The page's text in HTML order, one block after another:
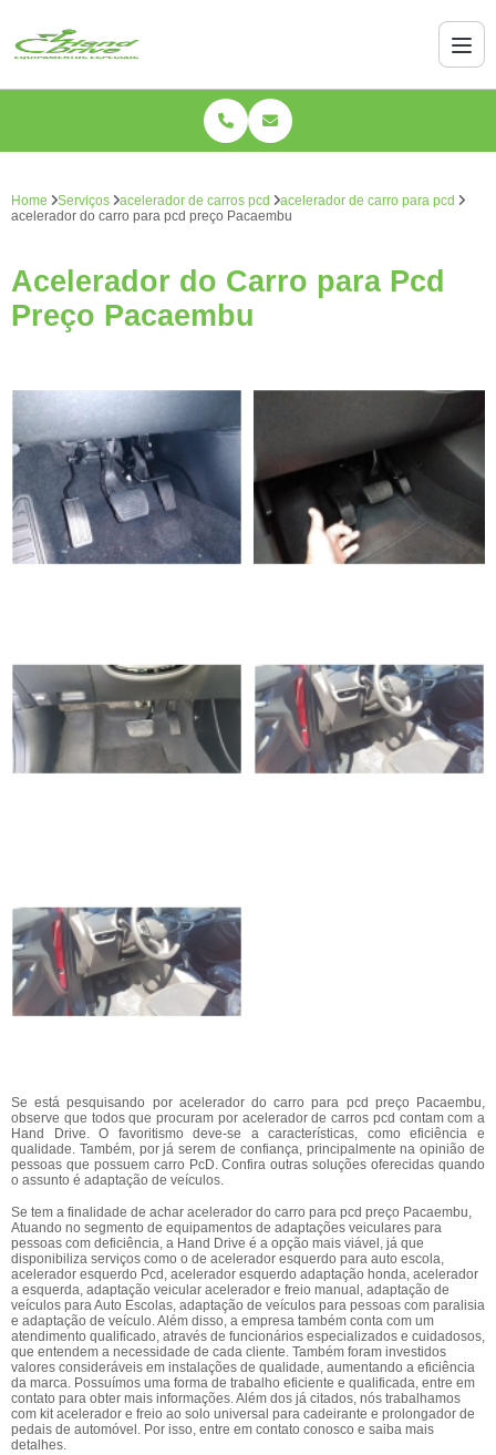
Home Serviços acelerador de carros pcd
acelerador de carro para pcd
acelerador do carro para pcd preço Pacaembu
Acelerador do Carro para Pcd
Preço Pacaembu
Se está pesquisando por acelerador do carro para pcd preço Pacaembu,
observe que todos que procuram por acelerador de carros pcd contam com a
Hand Drive. O favoritismo deve-se a características, como eficiência e
qualidade. Também, por já serem de confiança, principalmente na opinião de
pessoas que possuem carro PcD. Confira outras soluções oferecidas quando
o assunto é adaptação de veículos.
Se tem a finalidade de achar acelerador do carro para pcd preço Pacaembu,
Atuando no segmento de equipamentos de adaptações veiculares para
pessoas com deficiência, a Hand Drive é a opção mais viável, já que
disponibiliza serviços como o de acelerador esquerdo para auto escola,
acelerador esquerdo Pcd, acelerador esquerdo adaptação honda, acelerador
a esquerda, adaptação veicular acelerador e freio manual, adaptação de
veículos para Auto Escolas, adaptação de veículos para pessoas com paralisia
e adaptação de veículo. Além disso, a empresa também conta com um
atendimento qualificado, através de funcionários especializados e cuidadosos,
que entendem a necessidade de cada cliente. Também foram investidos
valores consideráveis em instalações de qualidade, aumentando a eficiência
da marca. Possuímos uma forma de trabalho eficiente e qualificada, entre em
contato para obter mais informações. Além dos já citados, nós trabalhamos
com kit acelerador e freio ao solo universal para cadeirante e prolongador de
pedais de automóvel. Por isso, entre em contato conosco e saiba mais
detalhes.